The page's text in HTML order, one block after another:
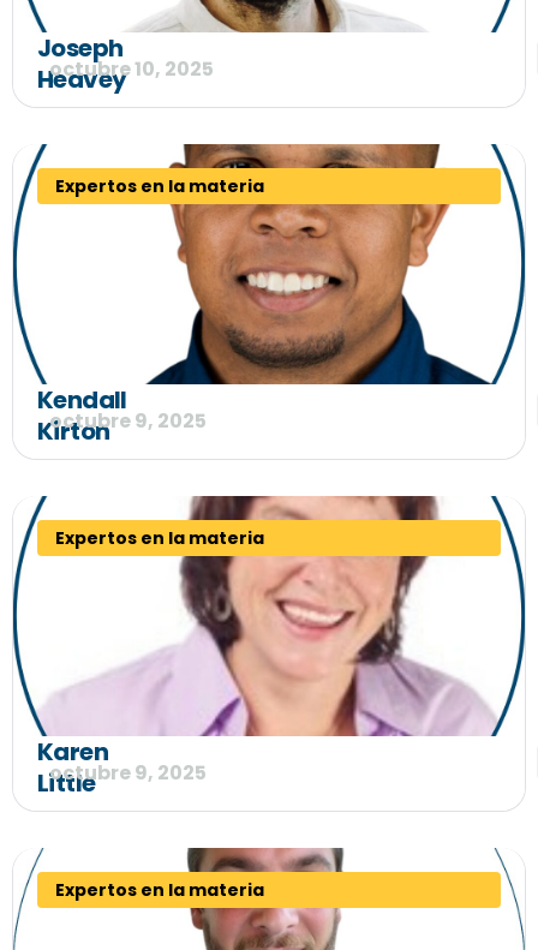
Joseph
Heavey
octubre 10, 2025
Expertos en la materia
Kendall
Kirton
octubre 9, 2025
Expertos en la materia
Karen
Little
octubre 9, 2025
Expertos en la materia